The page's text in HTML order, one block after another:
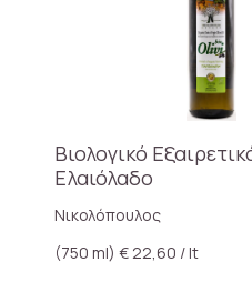
Βιολογικό Εξαιρετικά Παρθενο
Ελαιόλαδο
Νικολόπουλος
(750 ml) € 22,60 / lt